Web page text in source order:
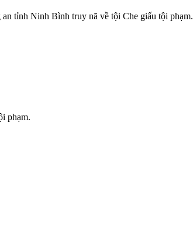
tỉnh Ninh Bình truy nã về tội Che giấu tội phạm.
phạm.